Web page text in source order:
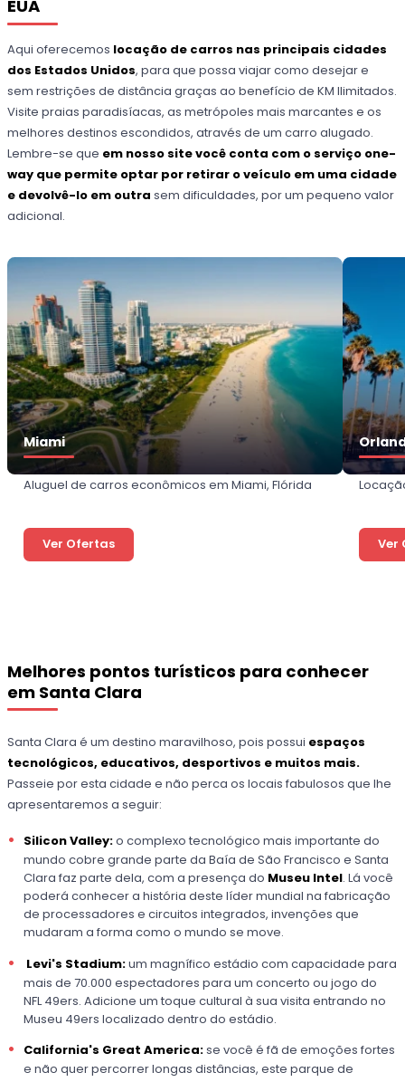
EUA
Aqui oferecemos locação de carros nas principais cidades
dos Estados Unidos, para que possa viajar como desejar e
sem restrições de distância graças ao benefício de KM Ilimitados.
Visite praias paradisíacas, as metrópoles mais marcantes e os
melhores destinos escondidos, através de um carro alugado.
Lembre-se que em nosso site você conta com o serviço one-
way que permite optar por retirar o veículo em uma cidade
e devolvê-lo em outra sem dificuldades, por um pequeno valor
adicional.
Miami
Aluguel de carros econômicos em Miami, Flórida
Ver Ofertas Ver
Melhores pontos turísticos para conhecer
em Santa Clara
Santa Clara é um destino maravilhoso, pois possui espaços
tecnológicos, educativos, desportivos e muitos mais.
Passeie por esta cidade e não perca os locais fabulosos que lhe
apresentaremos a seguir:
Silicon Valley:o complexo tecnológico mais importante do
mundo cobre grande parte da Baía de São Francisco e Santa
Clara faz parte dela, com a presença do Museu Intel. Lá você
poderá conhecer a história deste líder mundial na fabricação
de processadores e circuitos integrados, invenções que
mudaram a forma como o mundo se move.
Levi's Stadium:um magnífico estádio com capacidade para
mais de 70.000 espectadores para um concerto ou jogo do
NFL 49ers. Adicione um toque cultural à sua visita entrando no
Museu 49ers localizado dentro do estádio.
California's Great America:se você é fã de emoções fortes
e não quer percorrer longas distâncias, este parque de